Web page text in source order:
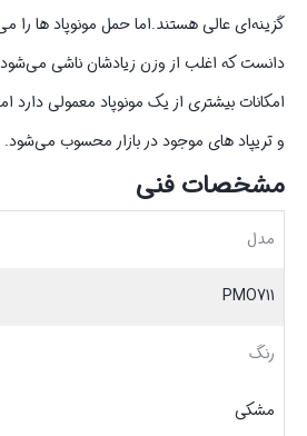
گزینه‌ای عالی هستند.اما حمل مونوپاد ها
دانست که اغلب از وزن زیادشان ناشی می‌شود،
امکانات بیشتری از یک مونوپاد معمولی دارد
و تریپاد های موجود در بازار محسوب می‌شود.
مشخصات فنی
مدل
PMO711
رنگ
مشکی